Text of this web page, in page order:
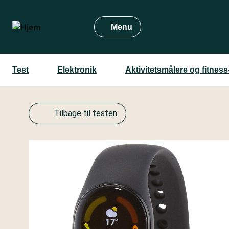
hovedindhold
Menu
Test Elektronik Aktivitetsmålere og
Tilbage til testen